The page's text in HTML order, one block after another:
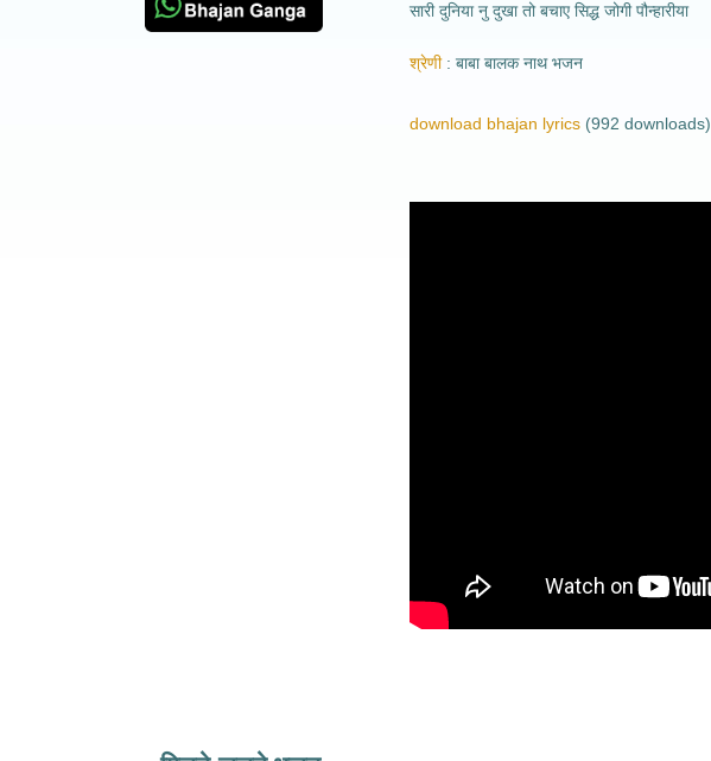
सारी दुनिया नु दुखा तो बचाए सिद्ध जोगी पौन्हारीया
श्रेणी बाबा बालक नाथ भजन
download bhajan lyrics (992 downloads)